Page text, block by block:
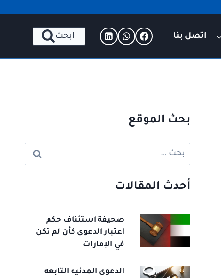
اتصل بنا ابحث
بحث الموقع
البحث
عن:
أحدث المقالات
صحيفة استئناف حكم
اعتبار الدعوى كأن لم تكن
في الإمارات
الدعوى المدنيه التابعه